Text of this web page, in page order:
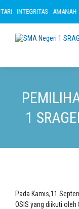
- INTEGRITAS - AMANAH -
1
Pada Kamis,11
OSIS yang diikuti